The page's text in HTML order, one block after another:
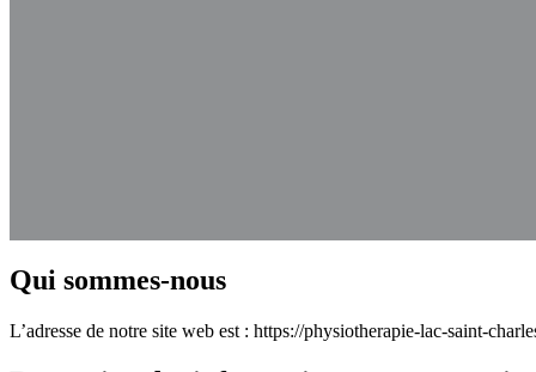
Qui sommes-nous
L’adresse de notre site web est : https://physiotherapie-lac-saint-